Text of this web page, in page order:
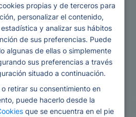
propias y de terceros para
personalizar el contenido,
y analizar sus hábitos
de sus preferencias. Puede
algunas de ellas o simplemente
sus preferencias a través
situado a continuación.
retirar su consentimiento en
puede hacerlo desde la
que se encuentra en el pie